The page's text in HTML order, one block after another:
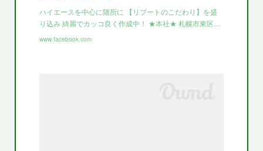
ハイエースを中心に随所に 【リブートのこだわり】を盛
り込み 綺麗でカッコ良く作成中！ ★本社★ 札幌市東区…
www.facebook.com